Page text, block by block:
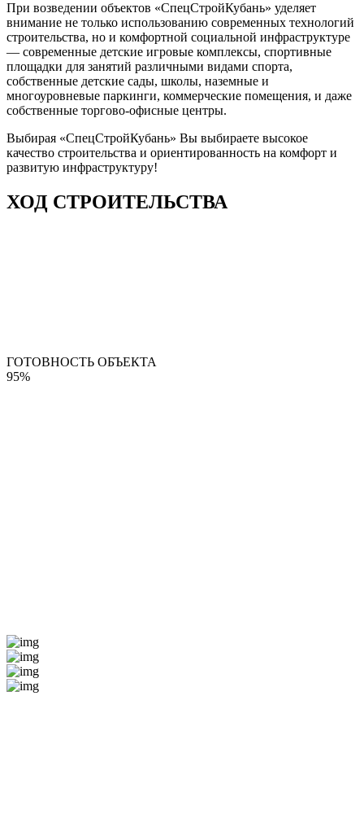
При возведении объектов «СпецСтройКубань» уделяет
внимание не только использованию современных технологий
строительства, но и комфортной социальной инфраструктуре
— современные детские игровые комплексы, спортивные
площадки для занятий различными видами спорта,
собственные детские сады, школы, наземные и
многоуровневые паркинги, коммерческие помещения, и даже
собственные торгово-офисные центры.
Выбирая «СпецСтройКубань» Вы выбираете высокое
качество строительства и ориентированность на комфорт и
развитую инфраструктуру!
ХОД СТРОИТЕЛЬСТВА
ГОТОВНОСТЬ ОБЪЕКТА
95%